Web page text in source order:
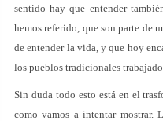
sentido hay que entender
hemos referido, que son parte de
de entender la vida, y que hoy
los pueblos tradicionales
Sin duda todo esto está en el
como vamos a intentar mostrar.